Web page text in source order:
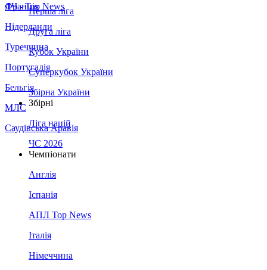
Франція
Нідерланди
Туреччина
Португалія
Бельгія
МЛС
Саудівська Аравія
ЛЧ - Top News
Перша ліга
Друга ліга
Кубок України
Суперкубок України
Збірна України
Збірні
Ліга націй
ЧС 2026
Чемпіонати
Англія
Іспанія
АПЛ Top News
Італія
Німеччина